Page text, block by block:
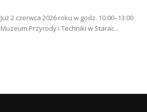
Już 2 czerwca 2026 roku w godz. 10:00–13:00
Muzeum Przyrody i Techniki w Starac...